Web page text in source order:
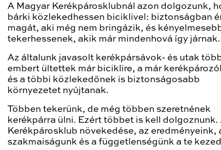
A Magyar Kerékpárosklubnál azon dolgozunk,
bárki közlekedhessen biciklivel: biztonságban
magát, aki még nem bringázik, és
tekerhessenek, akik már mindenhová így járnak.
Az általunk javasolt kerékpársávok- és utak
embert ültettek már biciklire, a már
és a többi közlekedőnek is biztonságosabb
környezetet nyújtanak.
Többen tekerünk, de még többen szeretnének
kerékpárra ülni. Ezért többet is kell dolgoznunk.
Kerékpárosklub növekedése, az eredményeink,
szakmaiságunk és a függetlenségünk a te